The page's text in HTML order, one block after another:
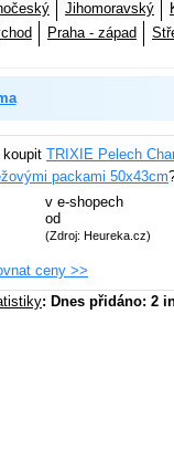
Jihomoravský
Praha - západ
koupit TRIXIE Pelech
packami 50x43cm
v e-shopech
od
(Zdroj: Heureka.cz)
ceny >>
: Dnes přidáno: 2